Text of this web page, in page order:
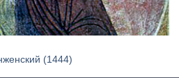
(1444)